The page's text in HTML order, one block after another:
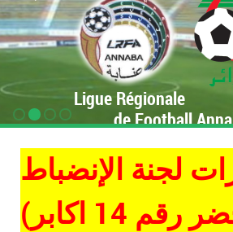
Ligue Régionale
de Football
لجنة الإنضباط
14 اكابر)